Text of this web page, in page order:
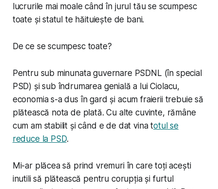
lucrurile mai moale când în jurul tău se scumpesc
toate și statul te hăituiește de bani.
De ce se scumpesc toate?
Pentru sub minunata guvernare PSDNL (în special
PSD) și sub îndrumarea genială a lui Ciolacu,
economia s-a dus în gard și acum fraierii trebuie să
plătească nota de plată. Cu alte cuvinte, rămâne
cum am stabilit și când e de dat vina totul se
reduce la PSD.
Mi-ar plăcea să prind vremuri în care toți acești
inutili să plătească pentru corupția și furtul